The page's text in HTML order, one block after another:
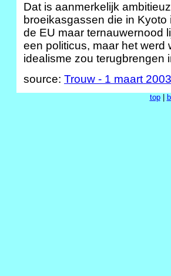
Dat is aanmerkelijk
broeikasgassen die in
de EU maar ternauwernood
een politicus, maar het werd
idealisme zou terugbrengen
source: Trouw - 1 maart 2003
top|